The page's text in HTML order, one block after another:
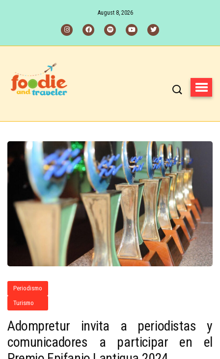
August 8, 2026
Periodismo
Turismo
Adompretur invita a periodistas y
comunicadores a participar en el